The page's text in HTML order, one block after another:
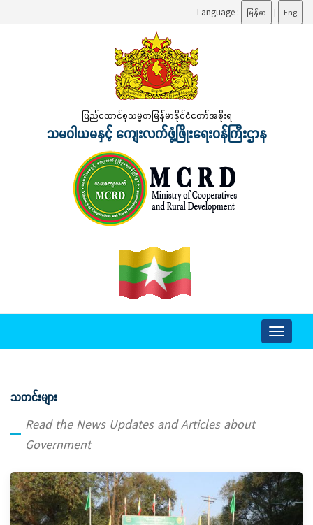
Language : မြန်မာ | Eng
ပြည်ထောင်စုသမ္မတမြန်မာနိုင်ငံတော်အစိုးရ
သမဝါယမနှင့် ကျေးလက်ဖွံ့ဖြိုးရေးဝန်ကြီးဌာန
Toggle
သတင်းများ
Read the News Updates and Articles about
Government